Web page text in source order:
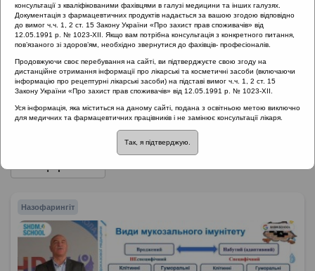
Головна
Проведені заходи
Гострі запальні захворювання ЛОР органів як
міждисциплінарна проблема
Гострі запальні захворювання ЛОР
органів як міждисциплінарна
проблема::Назофарингіт
Назофарингіт
консультації з кваліфікованими фахівцями в галузі медицини та інших галузях.
Документація з фармацевтичних продуктів надається за вашою згодою відповідно
до вимог ч.ч. 1, 2 ст. 15 Закону України «Про захист прав споживачів» від
12.05.1991 р. № 1023-XII. Якщо вам потрібна консультація з конкретного питання,
пов’язаного зі здоров’ям, необхідно звернутися до фахівців- професіоналів.
Продовжуючи своє перебування на сайті, ви підтверджуєте свою згоду на
дистанційне отримання інформації про лікарські та косметичні засоби (включаючи
інформацію про рецептурні лікарські засоби) на підставі вимог ч.ч. 1, 2 ст. 15
Закону України «Про захист прав споживачів» від 12.05.1991 р. № 1023-XII.
Уся інформація, яка міститься на даному сайті, подана з освітньою метою виключно
для медичних та фармацевтичних працівників і не замінює консультації лікаря.
Так, я підтверджую.